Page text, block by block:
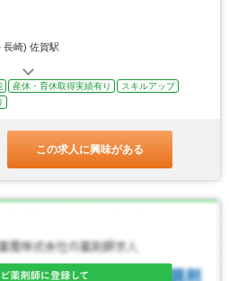
長崎) 佐賀駅
産休・育休取得実績有り
スキルアップ
この求人に興味がある